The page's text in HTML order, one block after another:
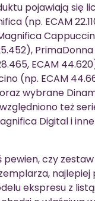
pojawiają się
(np. ECAM
ECAM
(np. ECAM
wybrane
też
Digital i
pewien, czy
ekspresu z